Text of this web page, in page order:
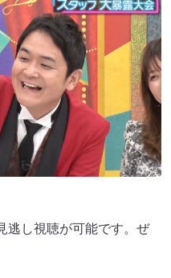
逃し視聴が可能です。ぜ